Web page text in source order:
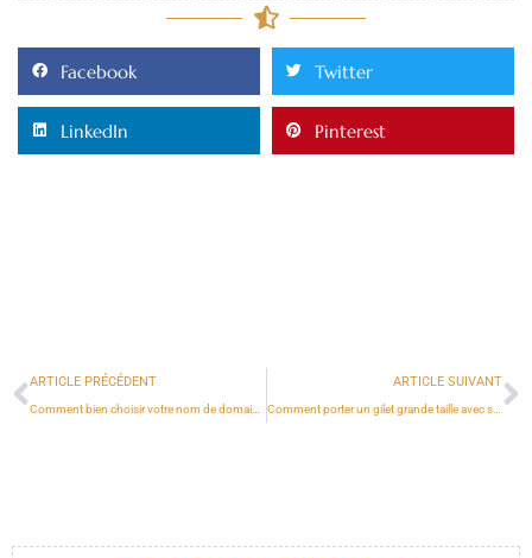
Facebook Twitter
LinkedIn Pinterest
ARTICLE PRÉCÉDENT
Comment bien choisir votre nom de domaine ?
ARTICLE SUIVANT
Comment porter un gilet grande taille avec style ?